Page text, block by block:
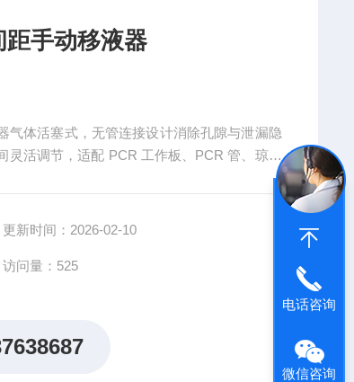
手动移液器
气体活塞式，无管连接设计消除孔隙与泄漏隐
灵活调节，适配 PCR 工作板、PCR 管、琼脂
地切换容器类型，避免移液滴落。整支可高温
更新时间：2026-02-10
访问量：525
电话咨询
微信咨询